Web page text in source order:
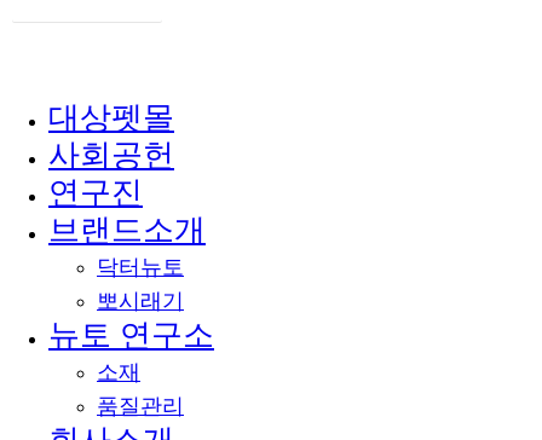
Close 대상펫몰
사회공헌
연구진
브랜드소개
닥터뉴토
뽀시래기
뉴토 연구소
소재
품질관리